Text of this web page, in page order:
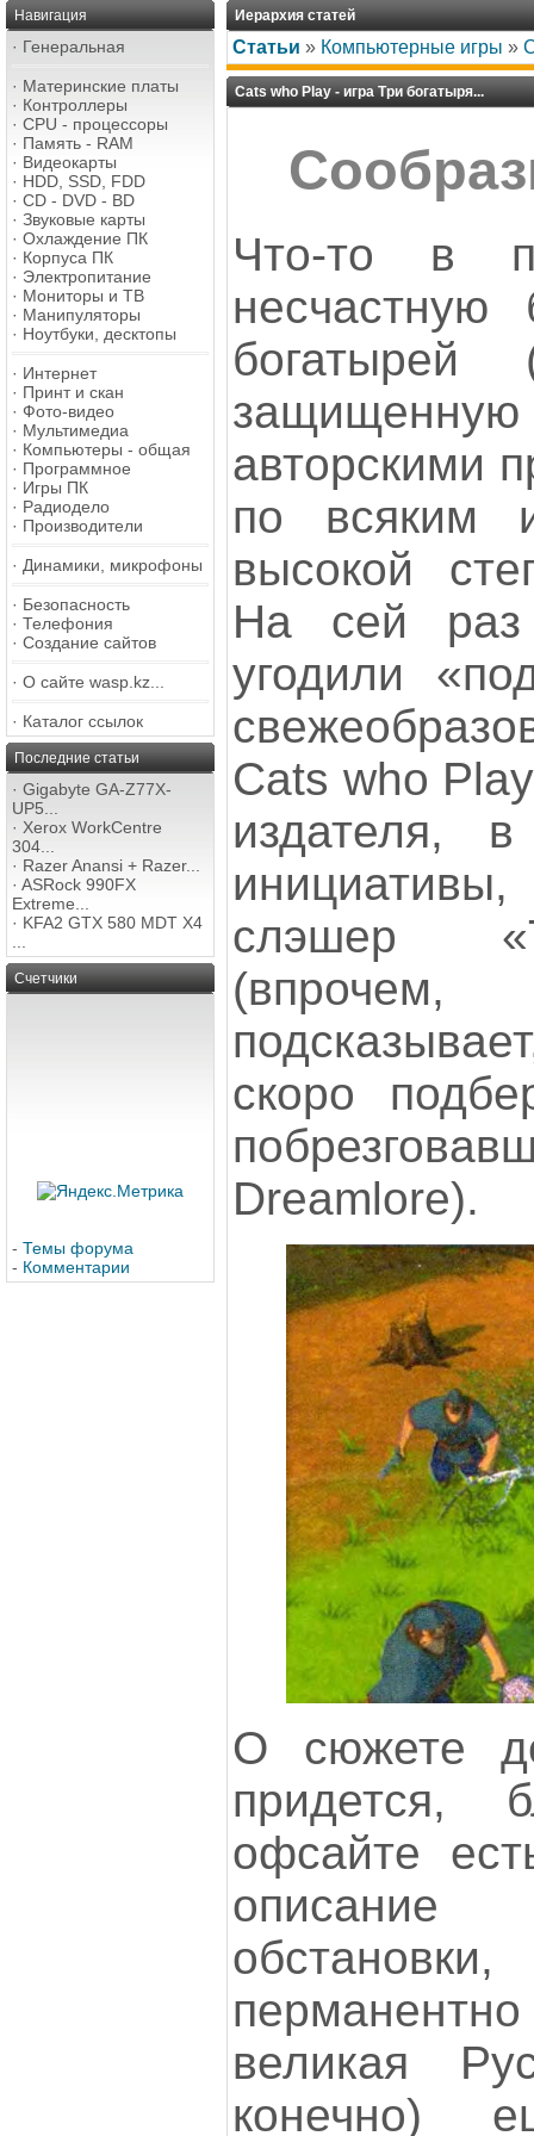
Навигация
· Генеральная
· Материнские платы
· Контроллеры
· CPU - процессоры
· Память - RAM
· Видеокарты
· HDD, SSD, FDD
· CD - DVD - BD
· Звуковые карты
· Охлаждение ПК
· Корпуса ПК
· Электропитание
· Мониторы и ТВ
· Манипуляторы
· Ноутбуки, десктопы
· Интернет
· Принт и скан
· Фото-видео
· Мультимедиа
· Компьютеры - общая
· Программное
· Игры ПК
· Радиодело
· Производители
· Динамики, микрофоны
· Безопасность
· Телефония
· Создание сайтов
· О сайте wasp.kz...
· Каталог ссылок
Последние статьи
· Gigabyte GA-Z77X-
UP5...
· Xerox WorkCentre
304...
· Razer Anansi + Razer...
· ASRock 990FX
Extreme...
· KFA2 GTX 580 MDT X4
Счетчики
- Темы форума
- Комментарии
Иерархия статей
Статьи » Компьютерные игры »
Cats who Play - игра Три богатыря...
Что-то в
несчастную
авторскими
по всяким
высокой
На сей
угодили
Cats who
издателя,
слэшер
скоро
Dreamlore).
О сюжете
придется,
офсайте
описание
великая
конечно)